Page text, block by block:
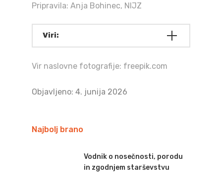
Pripravila: Anja Bohinec, NIJZ
Viri:
Vir naslovne fotografije: freepik.com
Objavljeno: 4. junija 2026
Najbolj brano
Vodnik o nosečnosti, porodu
in zgodnjem starševstvu